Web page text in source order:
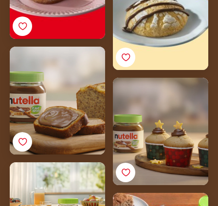
Muffin Vegani con
Waffle Vegani con
Nutella® Plant-Based
Torta di grano saraceno